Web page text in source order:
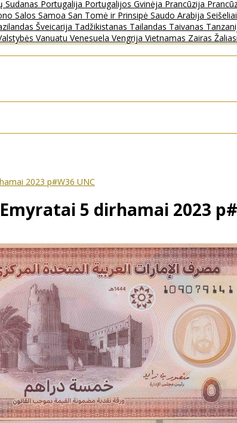
Sudanas Portugalija Portugalijos Gvinėja Prancūzija
Salos Samoa San Tomė ir Prinsipė Saudo Arabija Seišeliai
Šveicarija Tadžikistanas Tailandas Taivanas
Vanuatu Venesuela Vengrija Vietnamas Zairas
2023 p#W36 UNC
5 dirhamai 2023